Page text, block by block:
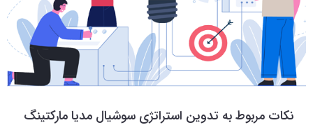
نکات مربوط به تدوین استراتژی سوشیال مدیا مارکتینگ